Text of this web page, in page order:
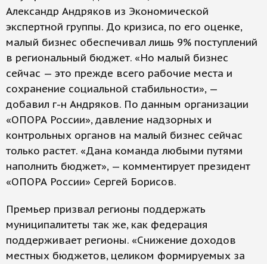
Александр Андряков из Экономической
экспертной группы. До кризиса, по его оценке,
малый бизнес обеспечивал лишь 9% поступлений
в региональный бюджет. «Но малый бизнес
сейчас — это прежде всего рабочие места и
сохранение социальной стабильности», —
добавил г-н Андряков. По данным организации
«ОПОРА России», давление надзорных и
контрольных органов на малый бизнес сейчас
только растет. «Дана команда любыми путями
наполнить бюджет», — комментирует президент
«ОПОРА России» Сергей Борисов.
Премьер призвал регионы поддержать
муниципалитеты так же, как федерация
поддерживает регионы. «Снижение доходов
местных бюджетов, целиком формируемых за